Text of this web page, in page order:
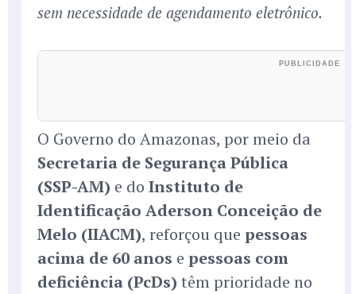
sem necessidade de agendamento eletrônico.
O Governo do Amazonas, por meio da
Secretaria de Segurança Pública
(SSP-AM) e do Instituto de
Identificação Aderson Conceição de
Melo (IIACM), reforçou que pessoas
acima de 60 anos e pessoas com
deficiência (PcDs) têm prioridade no